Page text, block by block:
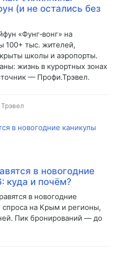
(и не остались без
«Фунг‑вонг» на
100+ тыс. жителей,
школы и аэропорты.
жизнь в курортных зонах
— Профи.Трэвел.
в новогодние
куда и почём?
в новогодние
спроса на Крым и регионы,
Пик бронирований — до